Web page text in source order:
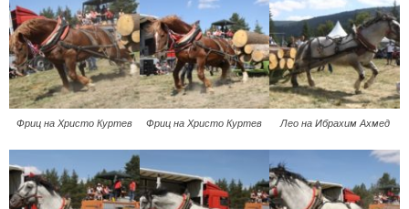
Фриц на Христо Куртев Фриц на Христо Куртев Лео на Ибрахим Ахмед